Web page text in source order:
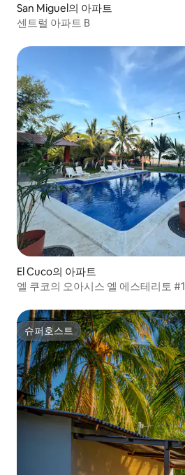
San Miguel의 아파트
센트럴 아파트 B
El Cuco의 아파트
엘 쿠코의 오아시스 엘 에스테리토 #1
슈퍼호스트
슈퍼호스트